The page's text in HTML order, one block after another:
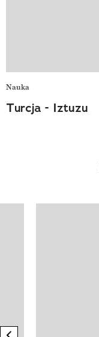
Nauka
Turcja - Iztuzu
previous element